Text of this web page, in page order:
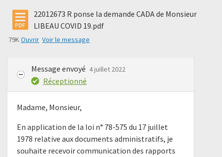
22012673 R ponse la demande CADA de Monsieur
LIBEAU COVID 19.pdf
79KOuvrir Voir le message
Message envoyé 4 juillet 2022
Réceptionné
Madame, Monsieur,
En application de la loi n° 78-575 du 17 juillet
1978 relative aux documents administratifs, je
souhaite recevoir communication des rapports